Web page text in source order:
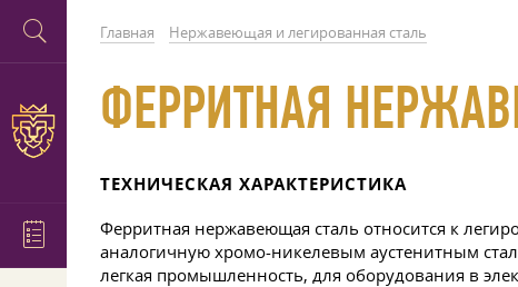
Главная Нержавеющая и легированная сталь
ФЕРРИТНАЯ
ТЕХНИЧЕСКАЯ ХАРАКТЕРИСТИКА
Ферритная нержавеющая сталь относится к
аналогичную хромо-никелевым аустенитным
легкая промышленность, для оборудования в